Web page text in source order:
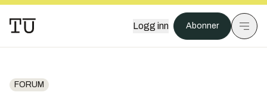
Logg inn Abonner
FORUM